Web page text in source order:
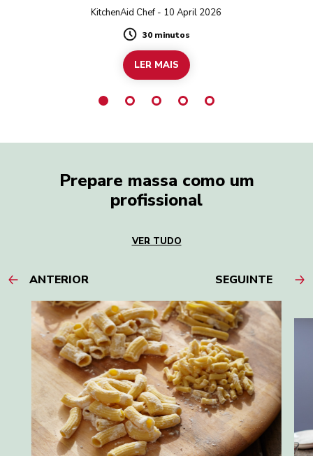
KitchenAid Chef - 10 April 2026
Duration
30 minutos
LER MAIS
Prepare massa como um
profissional
VER TUDO
ANTERIOR SEGUINTE